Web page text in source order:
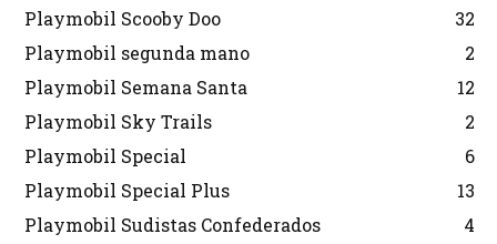
Playmobil Scooby Doo
32
Playmobil segunda mano
2
Playmobil Semana Santa
12
Playmobil Sky Trails
2
Playmobil Special
6
Playmobil Special Plus
13
Playmobil Sudistas Confederados
4